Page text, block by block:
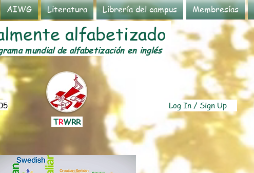
AIWG Literatura Librería del campus Membresías
mundial de alfabetización en inglés
alfabetizado
TRWRR
Log In / Sign Up